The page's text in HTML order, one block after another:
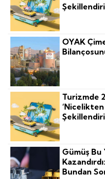
OYAK
Turizmde
Gümüş Bu
Bundan